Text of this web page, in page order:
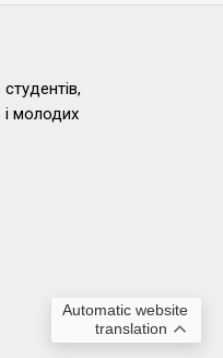
Automatic website
translation
і молодих